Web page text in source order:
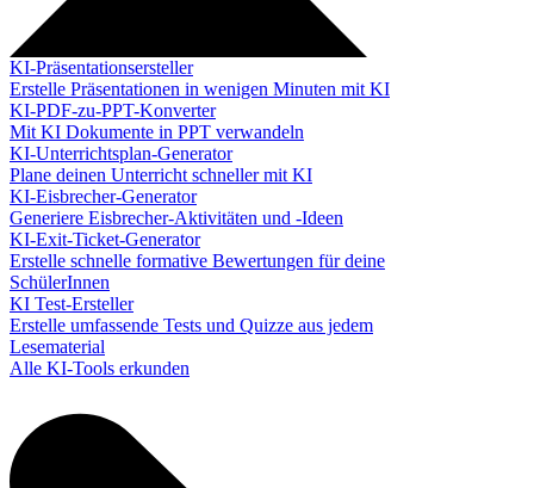
KI-Präsentationsersteller
Erstelle Präsentationen in wenigen Minuten mit KI
KI-PDF-zu-PPT-Konverter
Mit KI Dokumente in PPT verwandeln
KI-Unterrichtsplan-Generator
Plane deinen Unterricht schneller mit KI
KI-Eisbrecher-Generator
Generiere Eisbrecher-Aktivitäten und -Ideen
KI-Exit-Ticket-Generator
Erstelle schnelle formative Bewertungen für deine
SchülerInnen
KI Test-Ersteller
Erstelle umfassende Tests und Quizze aus jedem
Lesematerial
Alle KI-Tools erkunden